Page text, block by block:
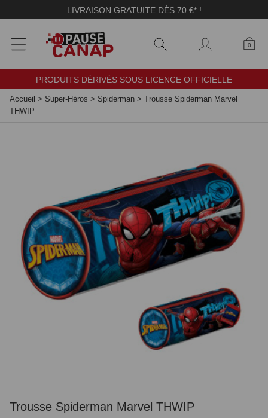
LIVRAISON GRATUITE DÈS 70 €* !
0
PRODUITS DÉRIVÉS SOUS LICENCE OFFICIELLE
Accueil > Super-Héros > Spiderman > Trousse Spiderman Marvel
THWIP
Trousse Spiderman Marvel THWIP
Panneau de gestion des cookies